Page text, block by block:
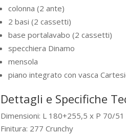
colonna (2 ante)
2 basi (2 cassetti)
base portalavabo (2 cassetti)
specchiera Dinamo
mensola
piano integrato con vasca
Dettagli e Specifiche
Dimensioni: L 180+255,5 x P 70/51
Finitura: 277 Crunchy